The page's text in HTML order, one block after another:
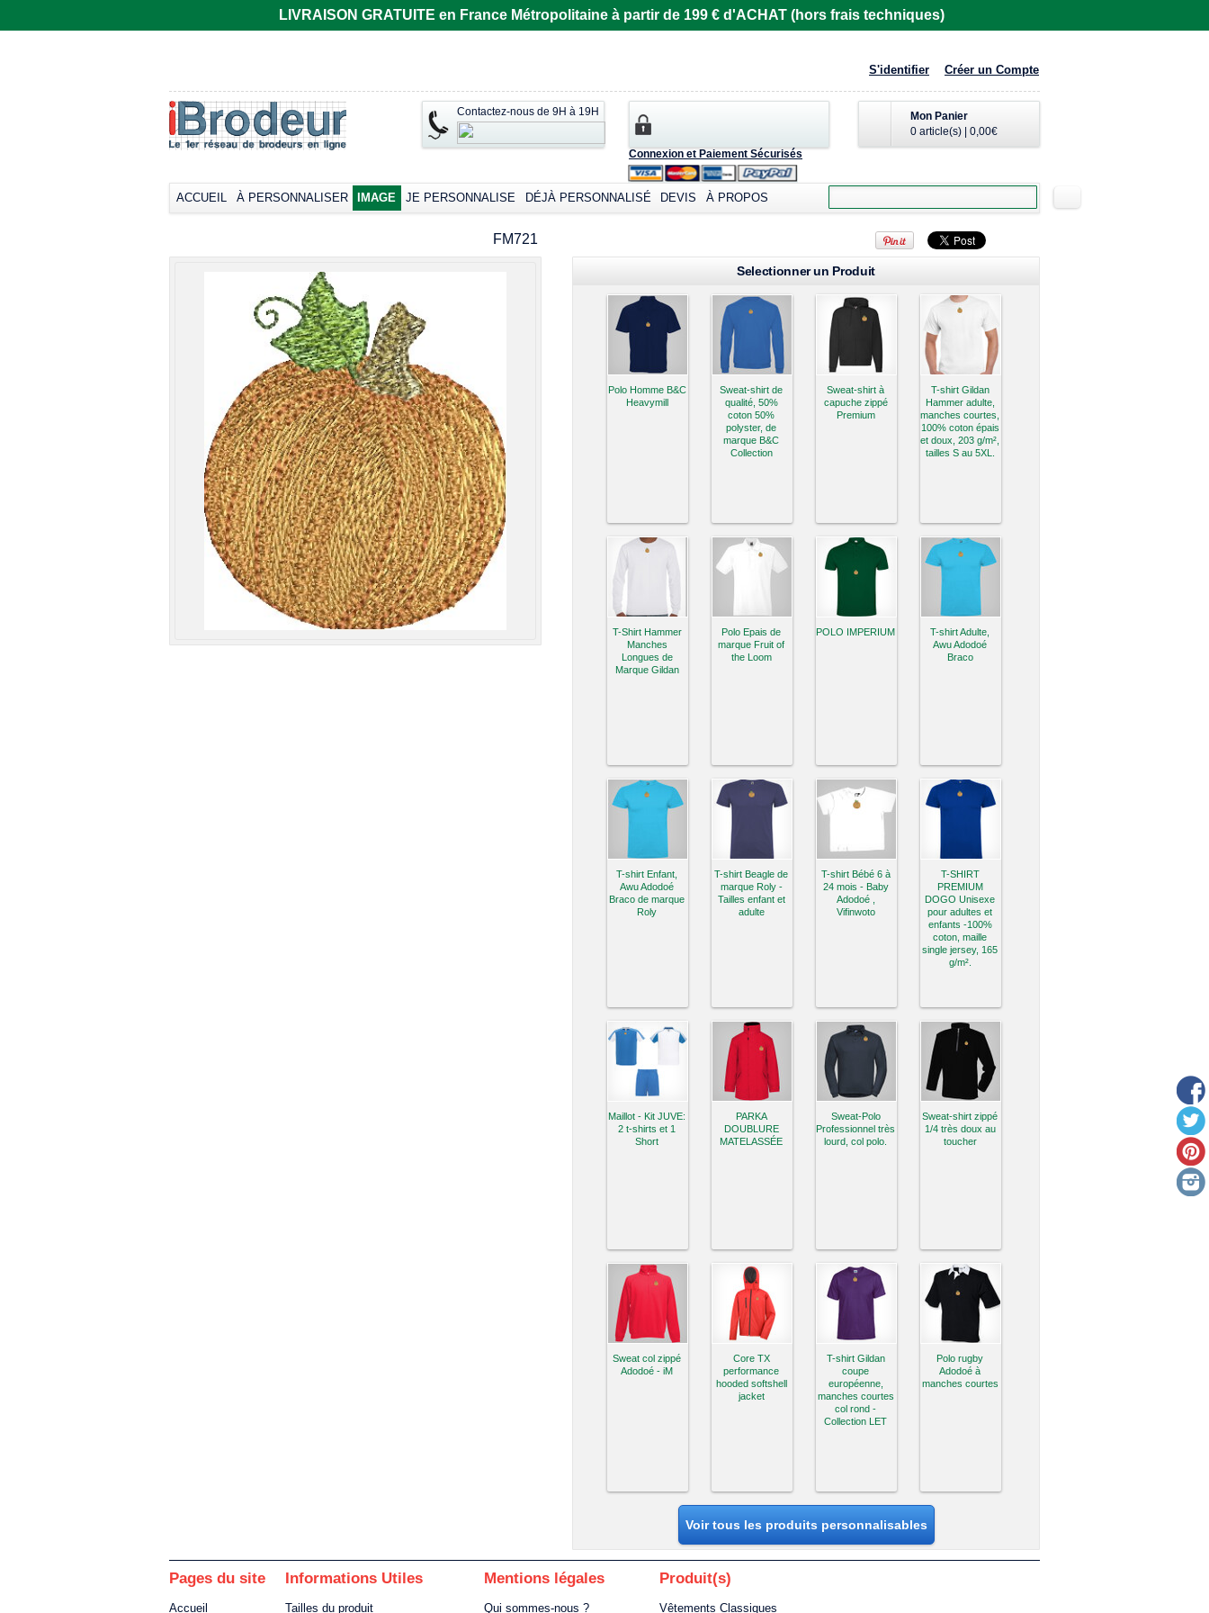
LIVRAISON GRATUITE en France Métropolitaine à partir de 199 € d'ACHAT (hors frais techniques)
S'identifier Créer un Compte
Mon Panier
0 article(s)
0,00€
Connexion et Paiement Sécurisés
Contactez-nous de 9H à 19H
ACCUEIL À PERSONNALISER IMAGE JE PERSONNALISE DÉJÀ PERSONNALISÉ DEVIS À PROPOS
FM721
européenne,
manches courtes
col rond -
Collection LET
*
courtes
Broder dès33,66€
*
Selectionner un Produit
Polo Homme B&C
Heavymill
Sweat-shirt de
qualité, 50%
coton 50%
polyster, de
marque B&C
Collection
Sweat-shirt à
capuche zippé
Premium
T-shirt Gildan
Hammer adulte,
manches courtes,
100% coton épais
et doux, 203 g/m²,
tailles S au 5XL.
T-Shirt Hammer
Manches
Longues de
Marque Gildan
Polo Epais de
marque Fruit of
the Loom
POLO IMPERIUM
T-shirt Adulte,
Awu Adodoé
Braco
T-shirt Enfant,
Awu Adodoé
Braco de marque
Roly
T-shirt Beagle de
marque Roly -
Tailles enfant et
adulte
T-shirt Bébé 6 à
24 mois - Baby
Adodoé ,
Vifinwoto
T-SHIRT
PREMIUM
DOGO Unisexe
pour adultes et
enfants -100%
coton, maille
single jersey, 165
g/m².
Maillot - Kit JUVE:
2 t-shirts et 1
Short
PARKA
DOUBLURE
MATELASSÉE
Sweat-Polo
Professionnel très
lourd, col polo.
Sweat-shirt zippé
1/4 très doux au
toucher
Sweat col zippé
Adodoé - iM
Core TX
performance
hooded softshell
jacket
T-shirt Gildan
coupe
européenne,
manches courtes
col rond -
Collection LET
Polo rugby
Adodoé à
manches courtes
Voir tous les produits personnalisables
Pages du site
Accueil
Informations Utiles
Tailles du produit
Mentions légales
Qui sommes-nous ?
Produit(s)
Vêtements Classiques